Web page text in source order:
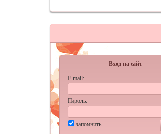
Вход на сайт
E-mail:
Пароль:
запомнить